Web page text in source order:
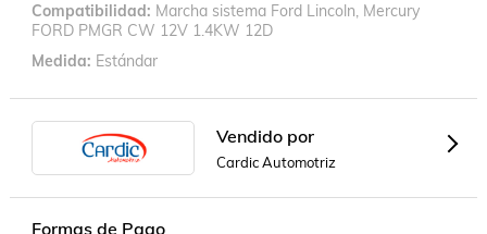
Compatibilidad Marcha sistema Ford Lincoln, Mercury
FORD PMGR CW 12V 1.4KW 12D
Medida Estándar
Vendido por
Cardic Automotriz
Formas de Pago